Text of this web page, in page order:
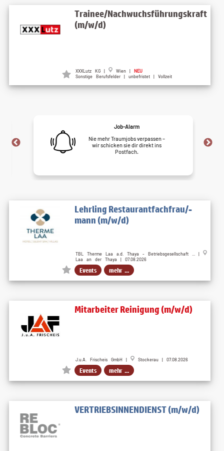
Trainee/Nachwuchsführungskraft
(m/w/d)
XXXLutz KG | Wien | NEU
Sonstige Berufsfelder | unbefristet | Vollzeit
Job-Alarm
Nie mehr Traumjobs verpassen –
wir schicken sie dir direkt ins
Postfach.
Lehrling Restaurantfachfrau/-
mann (m/w/d)
TBL Therme Laa a.d. Thaya - Betriebsgesellschaft ... |
Laa an der Thaya | 07.08.2026
Events mehr ...
Mitarbeiter Reinigung (m/w/d)
J.u.A. Frischeis GmbH | Stockerau | 07.08.2026
Events mehr ...
VERTRIEBSINNENDIENST (m/w/d)